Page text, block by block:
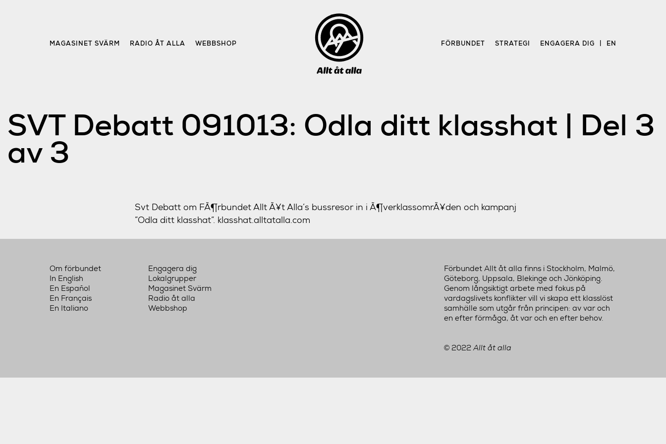
MAGASINET SVÄRM RADIO ÅT ALLA WEBBSHOP FÖRBUNDET STRATEGI ENGAGERA DIG EN
SVT Debatt 091013: Odla ditt klasshat | Del 3
av 3
Svt Debatt om FÃ¶rbundet Allt Ã¥t Alla’s bussresor in i Ã¶verklassomrÃ¥den och kampanj
”Odla ditt klasshat”. klasshat.alltatalla.com
Om förbundet
In English
En Español
En Français
En Italiano
Engagera dig
Lokalgrupper
Magasinet Svärm
Radio åt alla
Webbshop
Förbundet Allt åt alla finns i Stockholm, Malmö,
Göteborg, Uppsala, Blekinge och Jönköping.
Genom långsiktigt arbete med fokus på
vardagslivets konflikter vill vi skapa ett klasslöst
samhälle som utgår från principen: av var och
en efter förmåga, åt var och en efter behov.
© 2022Allt åt alla